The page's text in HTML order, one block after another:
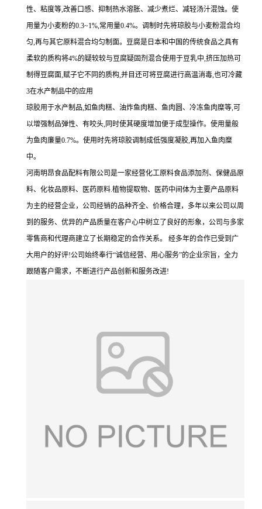
性、粘度等,改善口感、抑制热水溶胀、减少煮烂、减轻汤汁混蚀。使
用量为小麦粉的0.3~1%,常用量0.4%。调制时先将琼胶与小麦粉混合均
匀,再与其它原料混合均匀制面。豆腐是日本和中国的传统食品之具有
柔软的质构将4%的疑较较与豆腐疑固剂混合使用于豆乳中,挤压加热可
制得豆腐面,赋子它不同的质构,并目还可将豆腐进行高温消毒,也可冷藏
3在水产制品中的应用
琼胶用于水产制品,如鱼肉糕、油炸鱼肉糕、鱼肉圆、冷冻鱼肉糜等,可
以增强制品弹性、有咬头,同时使其硬度增加便于成型操作。使用量般
为鱼肉廉量0.7%。使用时先将琼胶调制成低强度凝胶,再加入鱼肉糜
中。
河南明昂食品配料有限公司是一家经营化工原料食品添加剂、保健品原
料、化妆品原料、医药原料.植物提取物、医药中间体为主要产品原料
为主的经营企业，公司经销的品种齐全、价格合理，多年以来公司以周
到的服务、优异的产品质量在客户心中树立了良好的形象，公司与多家
零售商和代理商建立了长期稳定的合作关系。 经多年的合作已受到广
大用户的好评!公司始终奉行“诚信经营、用心服务”的企业宗旨，全力
跟随客户需求，不断进行产品创新和服务改进!